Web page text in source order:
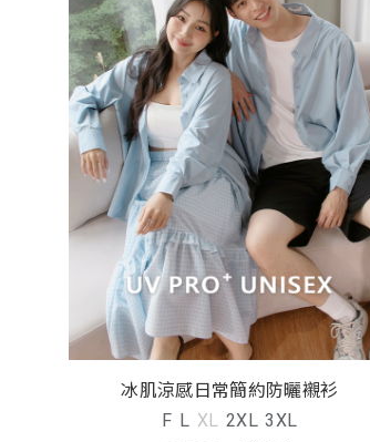
冰肌涼感日常簡約防曬襯衫
F L XL 2XL 3XL